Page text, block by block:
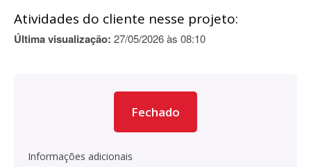
Atividades do cliente nesse projeto:
Última visualização: 27/05/2026 às 08:10
Fechado
Informações adicionais